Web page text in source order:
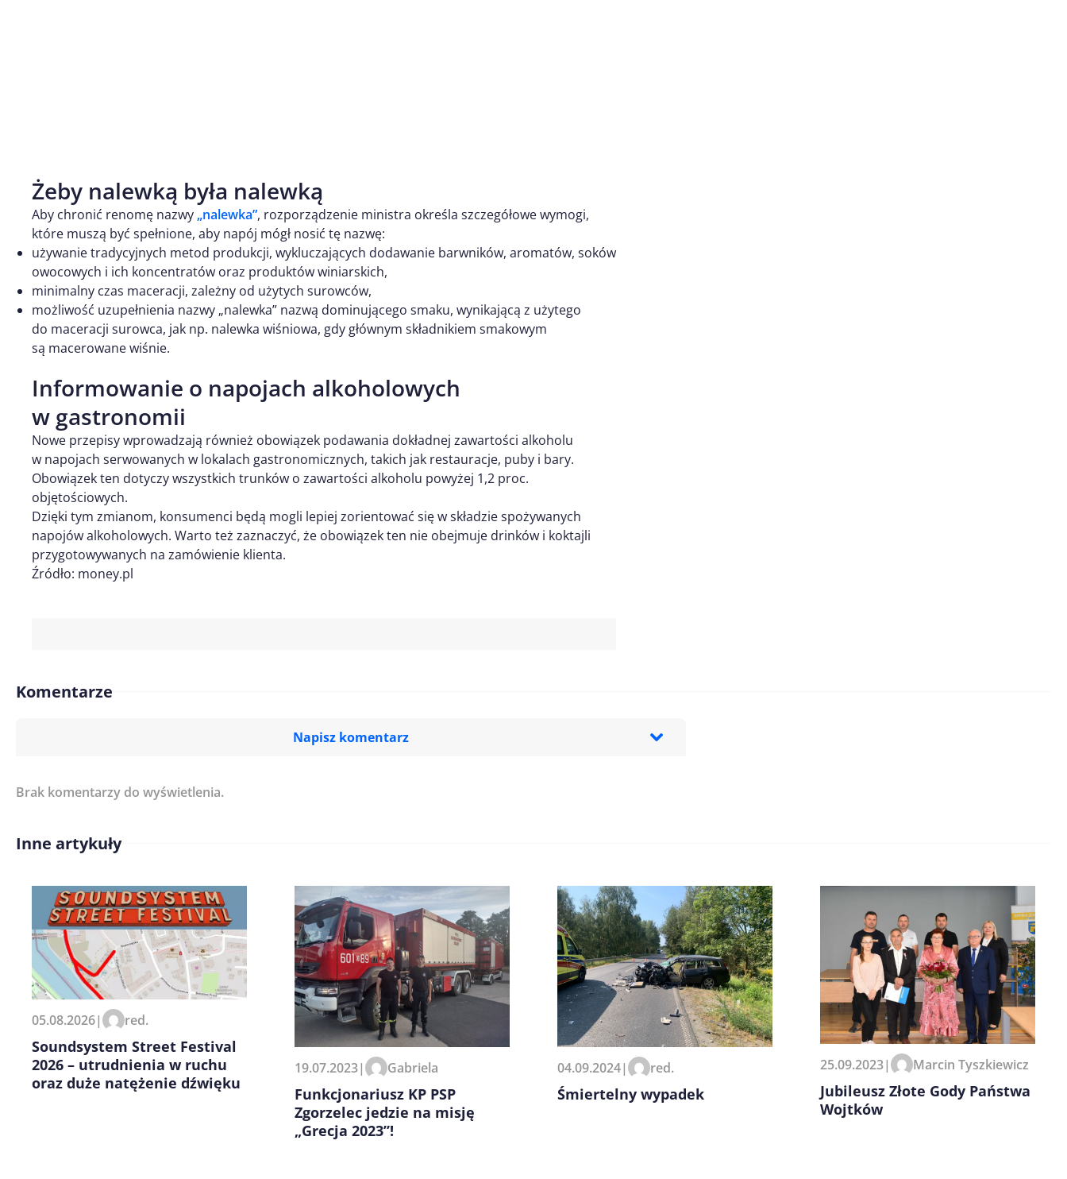
Żeby nalewką była nalewką
Aby chronić renomę nazwy „nalewka”, rozporządzenie ministra określa szczegółowe wymogi,
które muszą być spełnione, aby napój mógł nosić tę nazwę:
używanie tradycyjnych metod produkcji, wykluczających dodawanie barwników, aromatów, soków
owocowych i ich koncentratów oraz produktów winiarskich,
minimalny czas maceracji, zależny od użytych surowców,
możliwość uzupełnienia nazwy „nalewka” nazwą dominującego smaku, wynikającą z użytego
do maceracji surowca, jak np. nalewka wiśniowa, gdy głównym składnikiem smakowym
są macerowane wiśnie.
Informowanie o napojach alkoholowych
w gastronomii
Nowe przepisy wprowadzają również obowiązek podawania dokładnej zawartości alkoholu
w napojach serwowanych w lokalach gastronomicznych, takich jak restauracje, puby i bary.
Obowiązek ten dotyczy wszystkich trunków o zawartości alkoholu powyżej 1,2 proc.
objętościowych.
Dzięki tym zmianom, konsumenci będą mogli lepiej zorientować się w składzie spożywanych
napojów alkoholowych. Warto też zaznaczyć, że obowiązek ten nie obejmuje drinków i koktajli
przygotowywanych na zamówienie klienta.
Źródło: money.pl
Komentarze
Napisz komentarz
Imię/ Nick*
Zapamiętaj moje dane w tej przeglądarce podczas pisania
Brak komentarzy do wyświetlenia.
Inne artykuły
05.08.2026| red.
Soundsystem Street Festival
2026 – utrudnienia w ruchu
oraz duże natężenie dźwięku
19.07.2023| Gabriela
Funkcjonariusz KP PSP
Zgorzelec jedzie na misję
„Grecja 2023”!
04.09.2024| red.
Śmiertelny wypadek
25.09.2023| Marcin Tyszkiewicz
Jubileusz Złote Gody Państwa
Wojtków